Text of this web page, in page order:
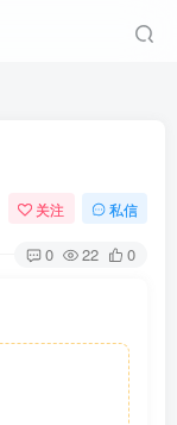
关注 私信
0 22 0